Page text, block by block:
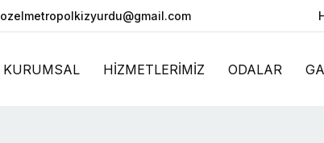
ozelmetropolkizyurdu@gmail.com
KURUMSAL HİZMETLERİMİZ ODALAR